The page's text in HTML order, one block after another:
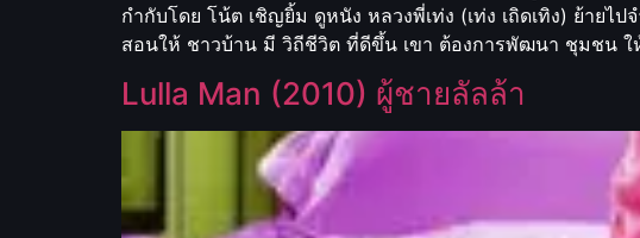
กำกับโดย โน้ต เชิญยิ้ม ดูหนัง หลวงพี่เท่ง (เท่ง เถิดเทิง) ย้าย
สอนให้ ชาวบ้าน มี วิถีชีวิต ที่ดีขึ้น เขา ต้องการพัฒนา ชุมชน
Lulla Man (2010) ผู้ชายลัลล้า